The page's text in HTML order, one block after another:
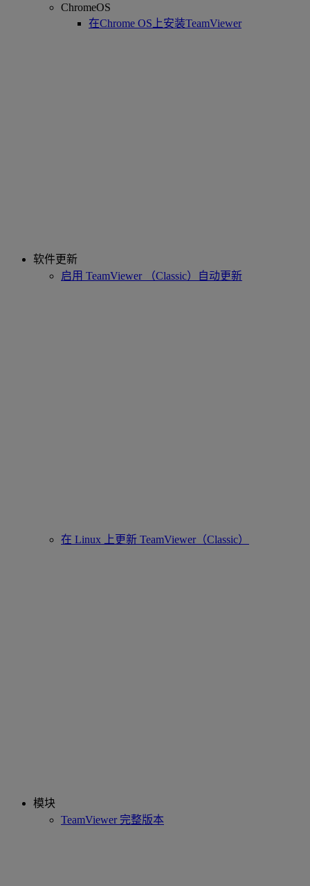
ChromeOS
在Chrome OS上安装TeamViewer
软件更新
启用 TeamViewer （Classic）自动更新
在 Linux 上更新 TeamViewer（Classic）
模块
TeamViewer 完整版本